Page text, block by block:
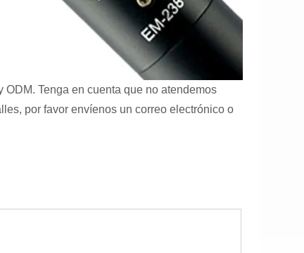
Tenga en cuenta que no atendemos
por favor envíenos un correo electrónico o